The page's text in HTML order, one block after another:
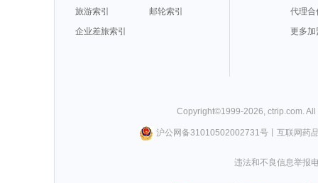
旅游索引
邮轮索引
企业差旅索引
代理合
更多加
Copyright©1999-2026, ctrip.com.
沪公网备31010502002731号丨 互联网药
违法和不良信息举报